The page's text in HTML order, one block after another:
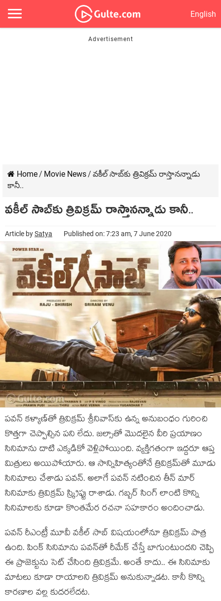
English
Home/ Movie News/ వ‌కీల్ సాబ్‌కు త్రివిక్ర‌మ్ రాస్తాన‌న్నాడు
కానీ..
వ‌కీల్ సాబ్‌కు త్రివిక్ర‌మ్ రాస్తాన‌న్నాడు కానీ..
Article bySatya Published on: 7:23 am, 7 June 2020
ప‌వ‌న్ క‌ళ్యాణ్‌తో త్రివిక్ర‌మ్ శ్రీనివాస్‌కు ఉన్న అనుబంధం గురించి
కొత్త‌గా చెప్పాల్సిన ప‌ని లేదు. జ‌ల్సాతో మొద‌లైన వీరి ప్ర‌యాణం
సినిమాను దాటి ఎక్క‌డికో వెళ్లిపోయింది. వ్య‌క్తిగ‌తంగా ఇద్ద‌రూ ఆప్త
మిత్రులు అయిపోయారు. ఆ సాన్నిహిత్యంతోనే త్రివిక్ర‌మ్‌తో మూడు
సినిమాలు చేశాడు ప‌వ‌న్. అలాగే ప‌వ‌న్ న‌టించిన తీన్ మార్
సినిమాకు త్రివిక్ర‌మ్ స్క్రిప్టు రాశాడు. గ‌బ్బ‌ర్ సింగ్ లాంటి కొన్ని
సినిమాల‌కు కూడా కొంత‌మేర‌ ర‌చ‌నా స‌హ‌కారం అందించాడు.
ప‌వ‌న్ రీఎంట్రీ మూవీ వకీల్ సాబ్ విష‌యంలోనూ త్రివిక్రమ్ పాత్ర
ఉంది. పింక్ సినిమాను ప‌వ‌న్‌తో రీమేక్ చేస్తే బాగుంటుంద‌ని చెప్పి
ఈ ప్రాజెక్టును సెట్ చేసింది త్రివిక్ర‌మే. అంతే కాదు.. ఈ సినిమాకు
మాట‌లు కూడా రాయాల‌ని త్రివిక్ర‌మ్ అనుకున్నాడ‌ట‌. కానీ కొన్ని
కార‌ణాల వ‌ల్ల కుద‌ర‌లేద‌ట‌.